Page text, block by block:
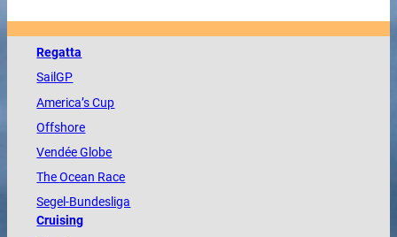
Regatta
SailGP
America’s Cup
Offshore
VendéeGlobe
TheOcean Race
Segel-Bundesliga
Cruising